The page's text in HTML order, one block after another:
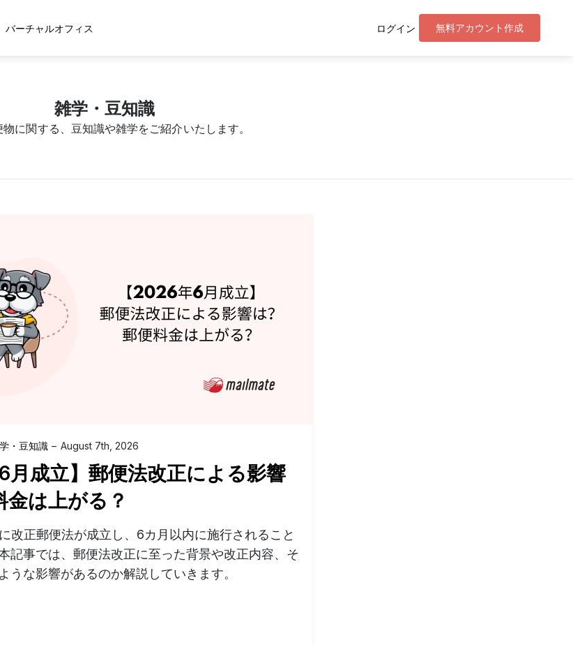
バーチャルオフィス 無料アカウント作成
ログイン
雑学・豆知識
物に関する、豆知識や雑学をご紹介いたします。
・豆知識 August 7th, 2026
月成立】郵便法改正による影響
金は上がる？
改正郵便法が成立し、6カ月以内に施行されること
記事では、郵便法改正に至った背景や改正内容、そ
うな影響があるのか解説していきます。